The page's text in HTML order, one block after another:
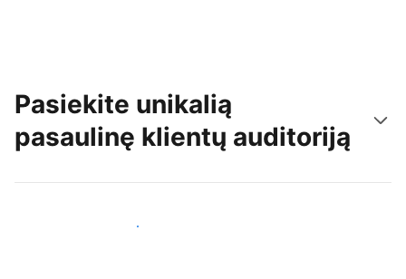
Pasiekite unikalią
pasaulinę klientų auditoriją
Pritraukti naujų svečių šiandien